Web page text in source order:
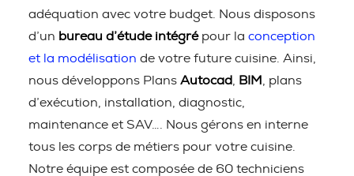
adéquation avec votre budget. Nous disposons
d’un bureau d’étude intégrépour la conception
et la modélisation de votre future cuisine. Ainsi,
nous développons Plans Autocad BIM
, plans
d’exécution, installation, diagnostic,
maintenance et SAV…. Nous gérons en interne
tous les corps de métiers pour votre cuisine.
Notre équipe est composée de 60 techniciens